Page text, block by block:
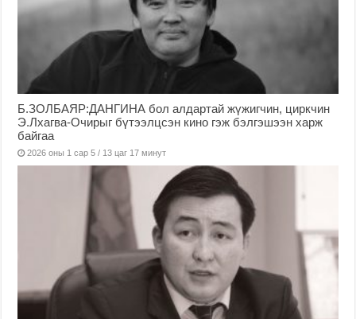
Б.ЗОЛБАЯР:ДАНГИНА бол алдартай жүжигчин, циркчин
Э.Лхагва-Очирыг бүтээлцсэн кино гэж бэлгэшээн харж
байгаа
2026 оны 1 сар 5 / 13 цаг 17 минут